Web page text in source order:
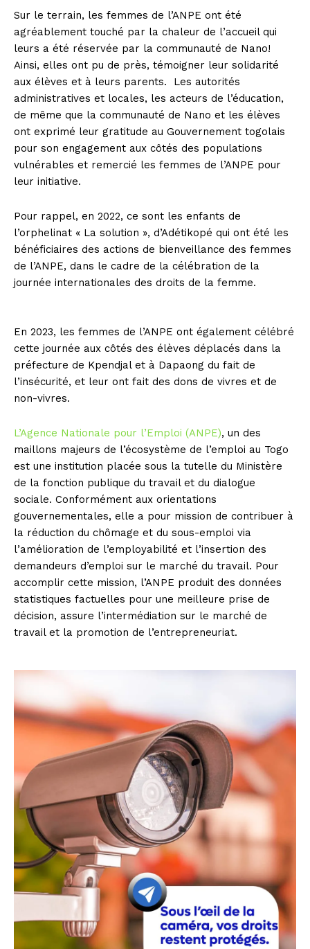
Sur le terrain, les femmes de l’ANPE ont été
agréablement touché par la chaleur de l’accueil qui
leurs a été réservée par la communauté de Nano!
Ainsi, elles ont pu de près, témoigner leur solidarité
aux élèves et à leurs parents. Les autorités
administratives et locales, les acteurs de l’éducation,
de même que la communauté de Nano et les élèves
ont exprimé leur gratitude au Gouvernement togolais
pour son engagement aux côtés des populations
vulnérables et remercié les femmes de l’ANPE pour
leur initiative.
Pour rappel, en 2022, ce sont les enfants de
l’orphelinat « La solution », d’Adétikopé qui ont été les
bénéficiaires des actions de bienveillance des femmes
de l’ANPE, dans le cadre de la célébration de la
journée internationales des droits de la femme.
En 2023, les femmes de l’ANPE ont également célébré
cette journée aux côtés des élèves déplacés dans la
préfecture de Kpendjal et à Dapaong du fait de
l’insécurité, et leur ont fait des dons de vivres et de
non-vivres.
L’Agence Nationale pour l’Emploi (ANPE), un des
maillons majeurs de l’écosystème de l’emploi au Togo
est une institution placée sous la tutelle du Ministère
de la fonction publique du travail et du dialogue
sociale. Conformément aux orientations
gouvernementales, elle a pour mission de contribuer à
la réduction du chômage et du sous-emploi via
l’amélioration de l’employabilité et l’insertion des
demandeurs d’emploi sur le marché du travail. Pour
accomplir cette mission, l’ANPE produit des données
statistiques factuelles pour une meilleure prise de
décision, assure l’intermédiation sur le marché de
travail et la promotion de l’entrepreneuriat.